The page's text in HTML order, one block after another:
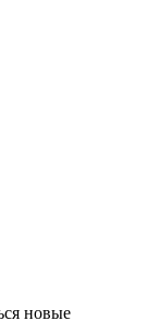
новые